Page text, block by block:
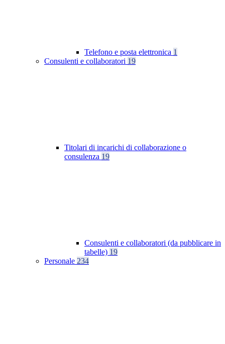
Telefono e posta elettronica 1
Consulenti e collaboratori 19
Titolari di incarichi di collaborazione o
consulenza 19
Consulenti e collaboratori (da pubblicare in
tabelle) 19
Personale 234